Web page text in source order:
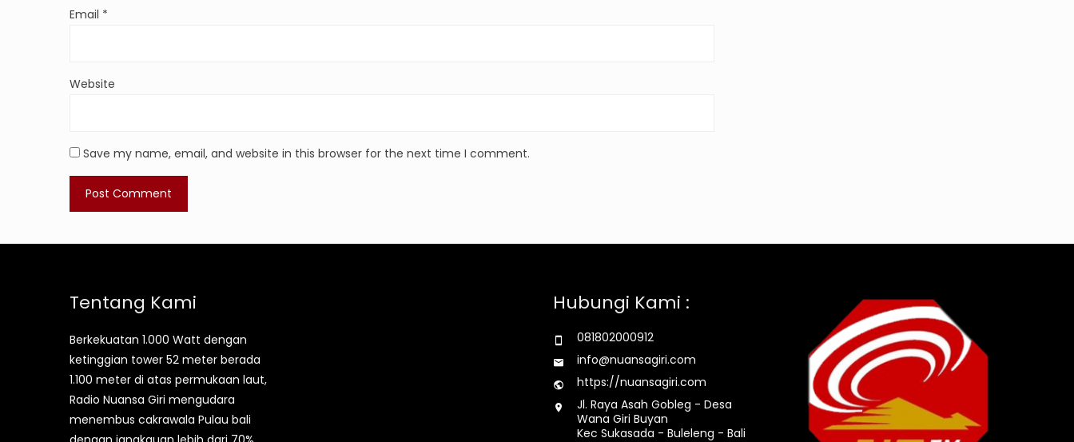
Email *
Website
Save my name, email, and website in this browser for the next time I comment.
Tentang Kami
Berkekuatan 1.000 Watt dengan
ketinggian tower 52 meter berada
1.100 meter di atas permukaan laut,
Radio Nuansa Giri mengudara
menembus cakrawala Pulau bali
Hubungi Kami :
081802000912
info@nuansagiri.com
https://nuansagiri.com
Jl. Raya Asah Gobleg - Desa
Wana Giri Buyan
Kec Sukasada - Buleleng - Bali